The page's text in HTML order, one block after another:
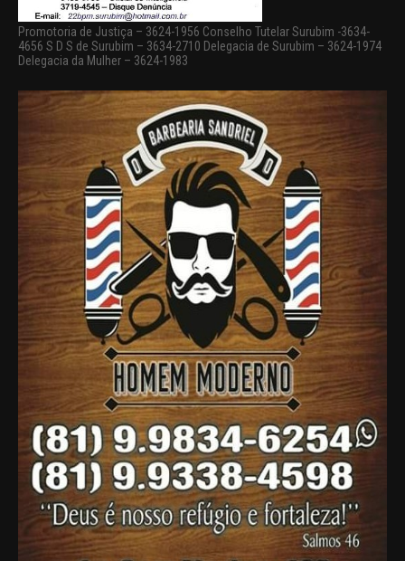
Promotoria de Justiça – 3624-1956 Conselho Tutelar Surubim -3634-
4656 S D S de Surubim – 3634-2710 Delegacia de Surubim – 3624-1974
Delegacia da Mulher – 3624-1983